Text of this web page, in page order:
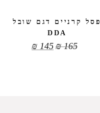
פסל קרניים דגם שובל
DDA
₪165
₪ 145